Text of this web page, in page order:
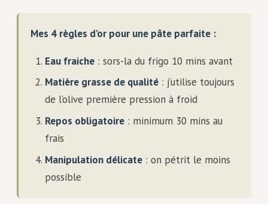
Mes 4 règles d’or pour une pâte parfaite :
Eau fraiche: sors-la du frigo 10 mins avant
Matière grasse de qualité: j’utilise toujours
de l’olive première pression à froid
Repos obligatoire: minimum 30 mins au
frais
Manipulation délicate: on pétrit le moins
possible